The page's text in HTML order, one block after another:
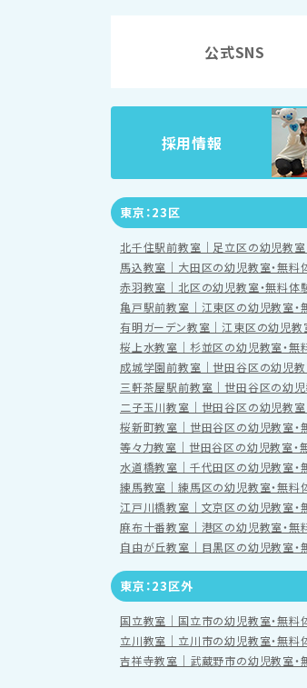
公式SNS
採用情報
東京：23区
北千住駅前教室｜足立区の幼児教室
馬込教室｜大田区の幼児教室・無料
赤羽教室｜北区の幼児教室・無料体
亀戸駅前教室｜江東区の幼児教室・
有明ガーデン教室｜江東区の幼児教
桜上水教室｜杉並区の幼児教室・無
成城学園前教室｜世田谷区の幼児教
三軒茶屋駅前教室｜世田谷区の幼児
二子玉川教室｜世田谷区の幼児教室
桜新町教室｜世田谷区の幼児教室・
等々力教室｜世田谷区の幼児教室・
水道橋教室｜千代田区の幼児教室・
練馬教室｜練馬区の幼児教室・無料
江戸川橋教室｜文京区の幼児教室・
麻布十番教室｜港区の幼児教室・無
自由が丘教室｜目黒区の幼児教室・
東京：23区外
国立教室｜国立市の幼児教室・無料
立川教室｜立川市の幼児教室・無料
吉祥寺教室｜武蔵野市の幼児教室・